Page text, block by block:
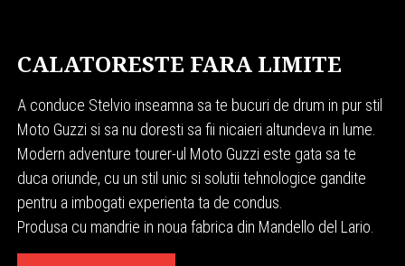
CALATORESTE FARA LIMITE
A conduce Stelvio inseamna sa te bucuri de drum in pur stil
Moto Guzzi si sa nu doresti sa fii nicaieri altundeva in lume.
Modern adventure tourer-ul Moto Guzzi este gata sa te
duca oriunde, cu un stil unic si solutii tehnologice gandite
pentru a imbogati experienta ta de condus.
Produsa cu mandrie in noua fabrica din Mandello del Lario.